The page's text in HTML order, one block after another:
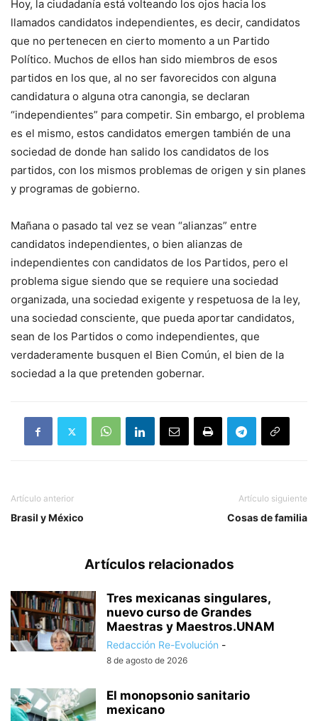
Hoy, la ciudadanía está volteando los ojos hacia los
llamados candidatos independientes, es decir, candidatos
que no pertenecen en cierto momento a un Partido
Político. Muchos de ellos han sido miembros de esos
partidos en los que, al no ser favorecidos con alguna
candidatura o alguna otra canongia, se declaran
“independientes” para competir. Sin embargo, el problema
es el mismo, estos candidatos emergen también de una
sociedad de donde han salido los candidatos de los
partidos, con los mismos problemas de origen y sin planes
y programas de gobierno.
Mañana o pasado tal vez se vean “alianzas” entre
candidatos independientes, o bien alianzas de
independientes con candidatos de los Partidos, pero el
problema sigue siendo que se requiere una sociedad
organizada, una sociedad exigente y respetuosa de la ley,
una sociedad consciente, que pueda aportar candidatos,
sean de los Partidos o como independientes, que
verdaderamente busquen el Bien Común, el bien de la
sociedad a la que pretenden gobernar.
Artículo anterior
Brasil y México
Artículo siguiente
Cosas de familia
Artículos relacionados
Tres mexicanas singulares,
nuevo curso de Grandes
Maestras y Maestros.UNAM
Redacción Re-Evolución -
8 de agosto de 2026
El monopsonio sanitario
mexicano